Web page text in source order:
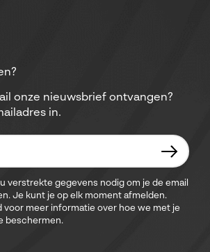
onze nieuwsbrief ontvangen?
in.
verstrekte gegevens nodig om je de email
Je kunt je op elk moment afmelden.
voor meer informatie over hoe we met je
beschermen.